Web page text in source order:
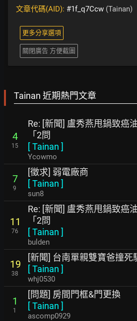
文章代碼(AID): #1f_q7Ccw (Tainan)
更多分享選項
關閉廣告 方便截圖
Tainan 近期熱門文章
4
15
Re: [新聞] 盧秀燕甩鍋致
「2問
[Tainan ]
Ycowmo
7
9
[徵求] 弱電廠商
[Tainan ]
sun8
11
76
Re: [新聞] 盧秀燕甩鍋致
「2問
[Tainan ]
bulden
19
38
[新聞] 台南單親雙寶爸撞
[Tainan ]
whj0530
1
1
[問題] 房間門框&門更換
[Tainan ]
ascomp0929